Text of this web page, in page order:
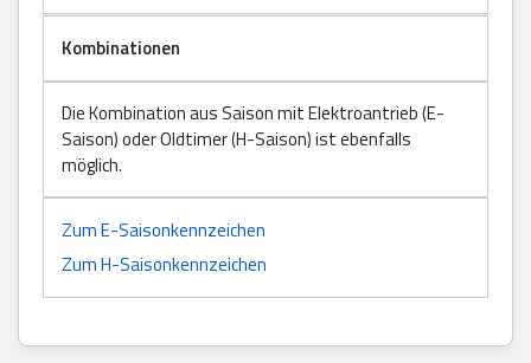
Kombinationen
Die Kombination aus Saison mit Elektroantrieb (E-
Saison) oder Oldtimer (H-Saison) ist ebenfalls
möglich.
Zum E-Saisonkennzeichen
Zum H-Saisonkennzeichen